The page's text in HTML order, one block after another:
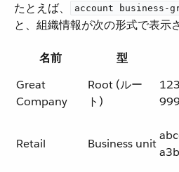
たとえば、​
account business-
と、組織情報が次の形式で表示
名前 型
Great
Company
Root (ルー
ト)
Retail Business unit